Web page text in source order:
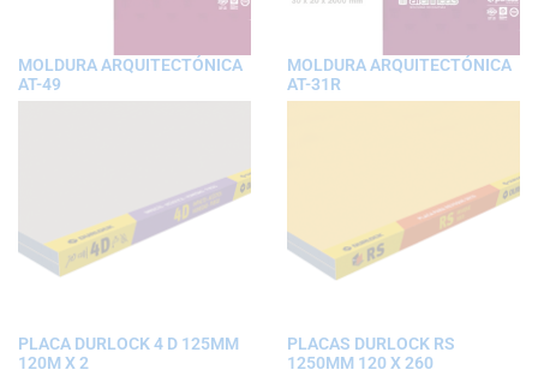
MOLDURA ARQUITECTÓNICA
AT-49
MOLDURA ARQUITECTÓNICA
AT-31R
PLACA DURLOCK 4 D 125MM
120M X 2
PLACAS DURLOCK RS
1250MM 120 X 260